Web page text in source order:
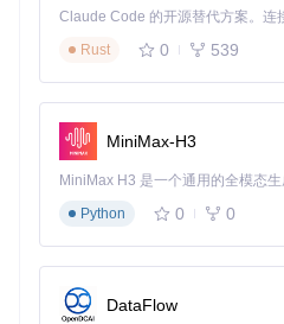
保存路径或自定义路径中找到下
使用技巧分享：让资源管
资源分类存储技巧
建议按照"年级-学科-学期"的结
课本进行分类存储。例如：
数学
七年级下册
Rust
0 539
MiniMax-H3
Python
0 0
DataFlow